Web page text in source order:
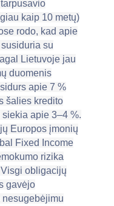
kaip 10 metų)
rodo, kad apie
su
Lietuvoje jau
duomenis
apie 7 %
šalies kredito
apie 3–4 %.
Europos įmonių
Fixed Income
rizika
obligacijų
gavėjo